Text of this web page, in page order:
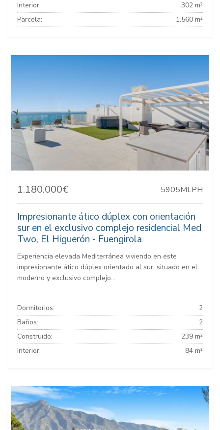
Interior:
302 m²
Parcela:
1.560 m²
1.180.000€ 5905MLPH
Impresionante ático dúplex con orientación
sur en el exclusivo complejo residencial Med
Two, El Higuerón - Fuengirola
Experiencia elevada Mediterránea viviendo en este
impresionante ático dúplex orientado al sur, situado en el
moderno y exclusivo complejo...
Dormitorios:
2
Baños:
2
Construido:
239 m²
Interior:
84 m²